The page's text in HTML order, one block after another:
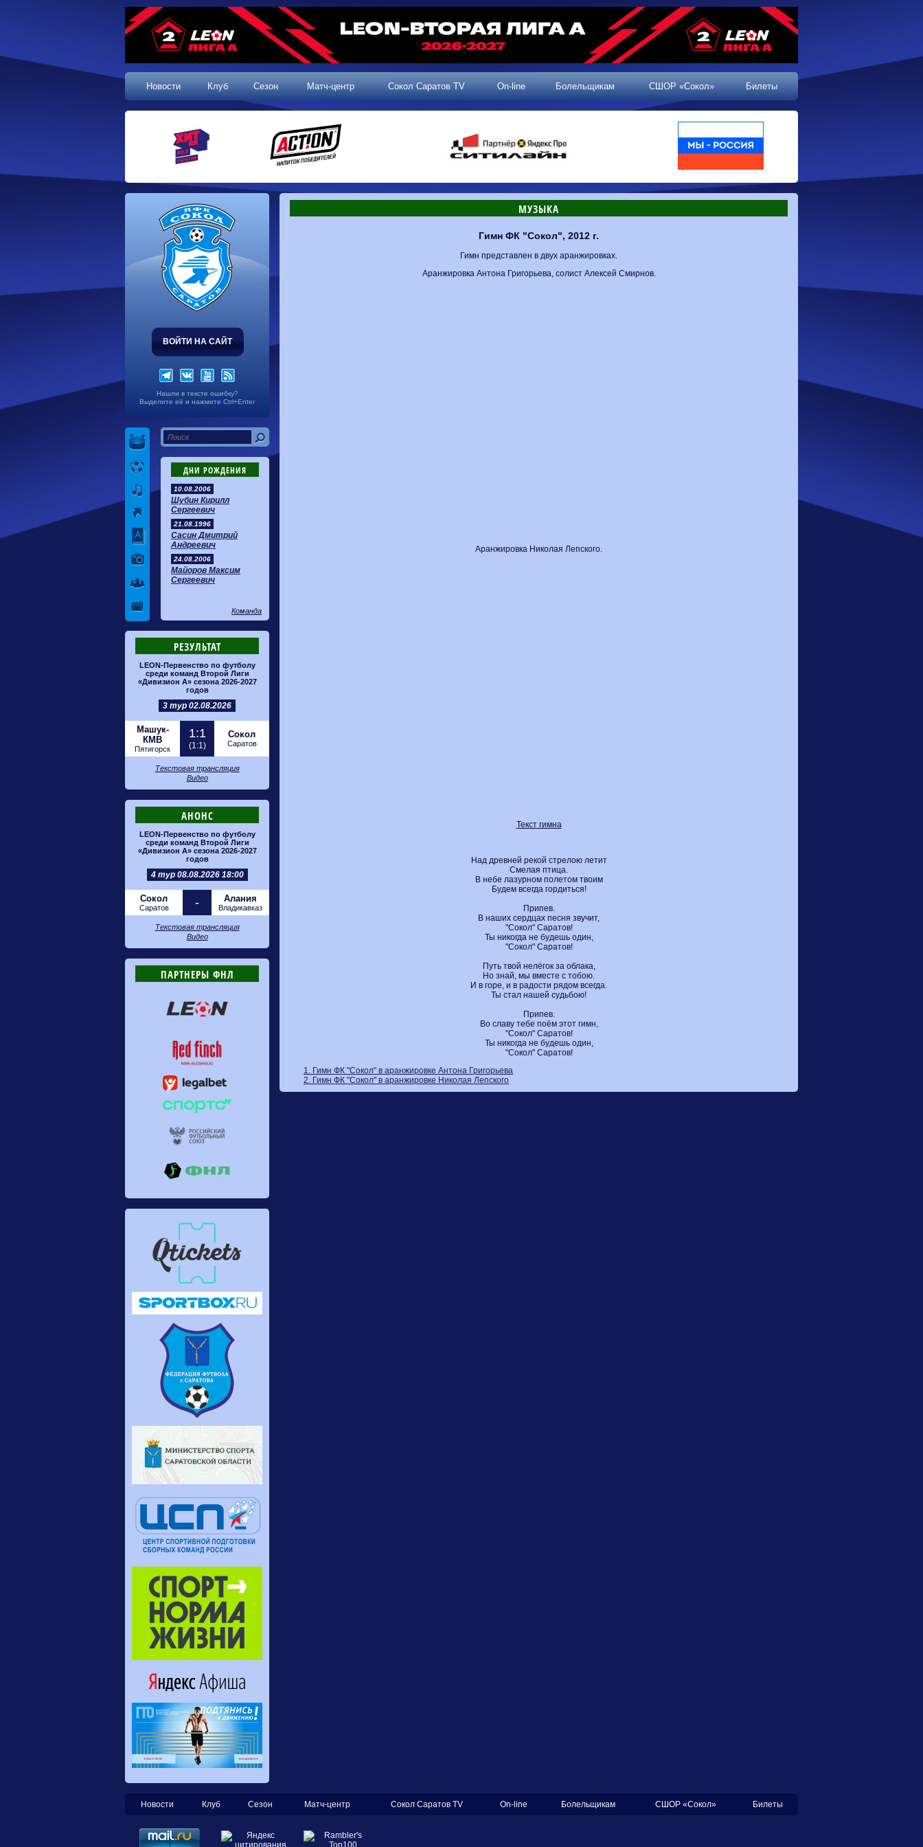
Новости Клуб Сезон Матч-центр Сокол Саратов TV On-line Болельщикам СШОР «Сокол» Билеты
ВОЙТИ НА САЙТ
Нашли в тексте ошибку?
Выделите её и нажмите Ctrl+Enter
ДНИ РОЖДЕНИЯ
10.08.2006
Шубин Кирилл
Сергеевич
21.08.1996
Сасин Дмитрий
Андреевич
24.08.2006
Майоров Максим
Сергеевич
Команда
РЕЗУЛЬТАТ
LEON-Первенство по футболу
среди команд Второй Лиги
«Дивизион А» сезона 2026-2027
годов
3 тур 02.08.2026
Машук-
КМВ
Пятигорск
1:1
(1:1)
Сокол
Саратов
Текстовая трансляция
Видео
АНОНС
LEON-Первенство по футболу
среди команд Второй Лиги
«Дивизион А» сезона 2026-2027
годов
4 тур 08.08.2026 18:00
Сокол
Саратов - Алания
Владикавказ
Текстовая трансляция
Видео
ПАРТНЕРЫ ФНЛ
МУЗЫКА
Гимн ФК "Сокол", 2012 г.
Гимн представлен в двух аранжировках.
Аранжировка Антона Григорьева, солист Алексей Смирнов.
Аранжировка Николая Лепского.
Текст гимна
Над древней рекой стрелою летит
Смелая птица.
В небе лазурном полетом твоим
Будем всегда гордиться!
Припев.
В наших сердцах песня звучит,
"Сокол" Саратов!
Ты никогда не будешь один,
"Сокол" Саратов!
Путь твой нелёгок за облака,
Но знай, мы вместе с тобою.
И в горе, и в радости рядом всегда.
Ты стал нашей судьбою!
Припев.
Во славу тебе поём этот гимн,
"Сокол" Саратов!
Ты никогда не будешь один,
"Сокол" Саратов!
1. Гимн ФК "Сокол" в аранжировке Антона Григорьева
2. Гимн ФК "Сокол" в аранжировке Николая Лепского
Новости Клуб Сезон Матч-центр Сокол Саратов TV On-line Болельщикам СШОР «Сокол» Билеты